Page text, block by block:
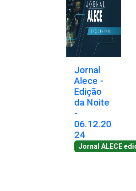
Jornal
Alece -
Edição
da Noite
-
06.12.20
24
Jornal ALECE